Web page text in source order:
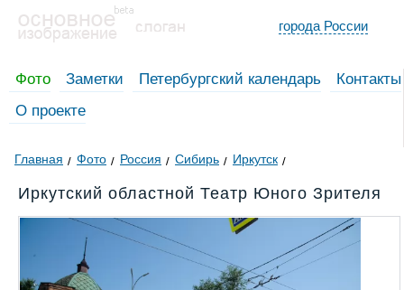
города России
Фото Заметки Петербургский календарь
Контакты
О проекте
Главная Фото Россия Сибирь Иркутск
Иркутский областной Театр Юного Зрителя